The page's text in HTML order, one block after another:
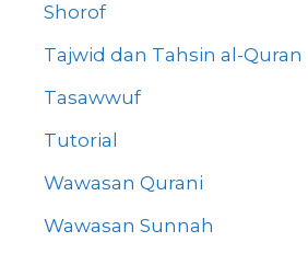
Shorof
Tajwid dan Tahsin al-Quran
Tasawwuf
Tutorial
Wawasan Qurani
Wawasan Sunnah